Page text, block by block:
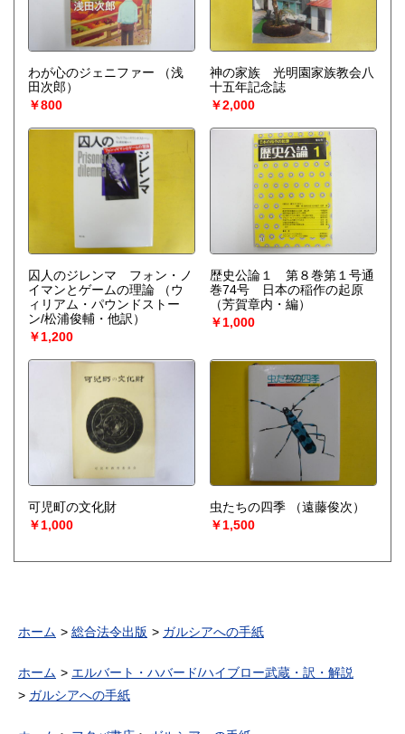
わが心のジェニファー
（浅
田次郎）
￥800
神の家族 光明園家族教会八
十五年記念誌
￥2,000
囚人のジレンマ フォン・ノ
イマンとゲームの理論
（ウ
ィリアム・パウンドストー
ン/松浦俊輔・他訳）
￥1,200
歴史公論１ 第８巻第１号通
巻74号 日本の稲作の起原
（芳賀章内・編）
￥1,000
可児町の文化財
￥1,000
虫たちの四季
（遠藤俊次）
￥1,500
ホーム 総合法令出版 ガルシアへの手紙
ホーム
エルバート・ハバード/ハイブロー武蔵・訳・解説
ガルシアへの手紙